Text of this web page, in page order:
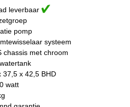
leverbaar
pomp
systeem
chassis met chroom
37,5 x 42,5 BHD
watt